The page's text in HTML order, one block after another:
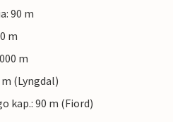
90 m
m
m
(Lyngdal)
kap.: 90 m (Fiord)